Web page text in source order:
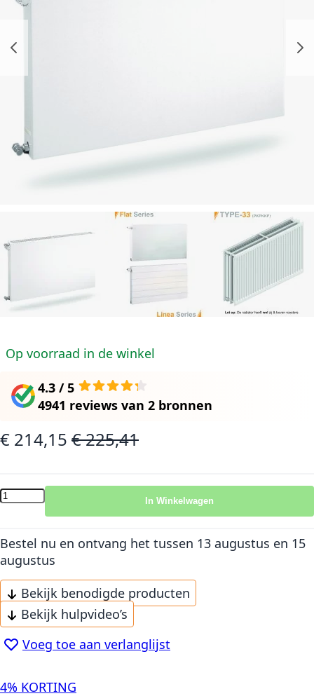
Op voorraad in de winkel
4.3 / 5
4941 reviews van 2 bronnen
Speciale prijs
€ 214,15 Normale prijs
€ 225,41
In Winkelwagen
Bestel nu en ontvang het tussen 13 augustus en 15
augustus
Bekijk benodigde producten
Bekijk hulpvideo’s
Voeg toe aan verlanglijst
4% KORTING